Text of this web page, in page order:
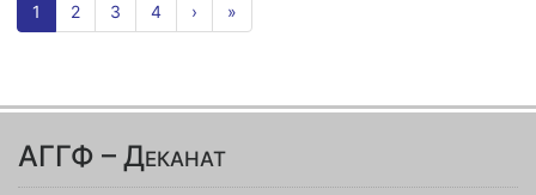
1 2 3 4 › »
АГГФ – Деканат